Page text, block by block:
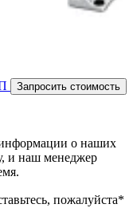
Запросить стоимость
о наших
и наш менеджер
пожалуйста*